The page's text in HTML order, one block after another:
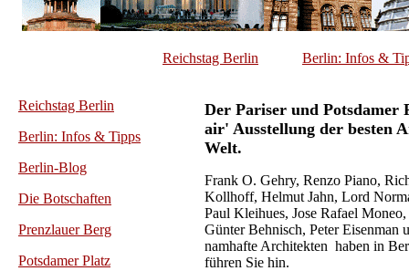
Reichstag Berlin Berlin: Infos &
Reichstag Berlin
Berlin: Infos & Tipps
Berlin-Blog
Die Botschaften
Prenzlauer Berg
Potsdamer Platz
Der Pariser und Potsdamer
air' Ausstellung der besten
Welt.
Frank O. Gehry, Renzo Piano,
Kollhoff, Helmut Jahn, Lord
Paul Kleihues, Jose Rafael
Günter Behnisch, Peter Eisenman
namhafte Architekten haben in
führen Sie hin.